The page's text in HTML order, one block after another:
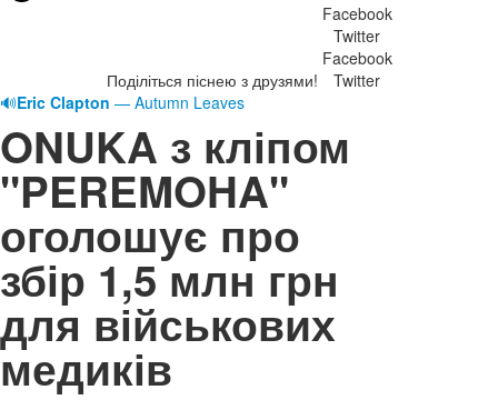
Поділіться піснею з друзями!
Facebook
Twitter
Facebook
Twitter
🔊Eric Clapton — Autumn Leaves
ONUKA з кліпом
"PEREMOHA"
оголошує про
збір 1,5 млн грн
для військових
медиків